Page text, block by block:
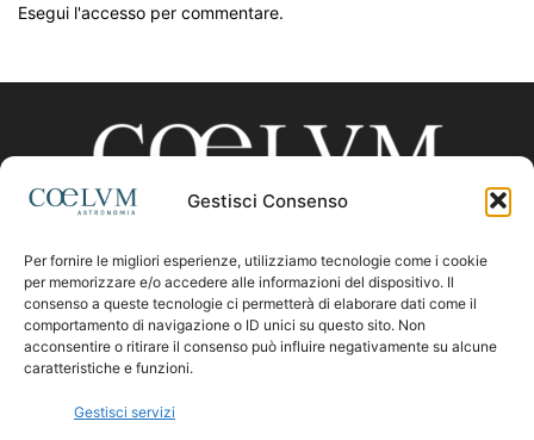
Gestisci Consenso
Per fornire le migliori esperienze, utilizziamo tecnologie come i cookie
per memorizzare e/o accedere alle informazioni del dispositivo. Il
consenso a queste tecnologie ci permetterà di elaborare dati come il
comportamento di navigazione o ID unici su questo sito. Non
acconsentire o ritirare il consenso può influire negativamente su alcune
caratteristiche e funzioni.
Gestisci servizi
Esegui l'accesso per commentare.
CHI SIAMO
Contattaci:coelumastro@coelum.com